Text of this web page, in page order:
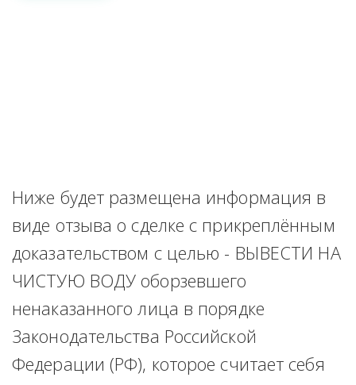
Ниже будет размещена информация в
виде отзыва о сделке с прикреплённым
доказательством с целью - ВЫВЕСТИ НА
ЧИСТУЮ ВОДУ оборзевшего
ненаказанного лица в порядке
Законодательства Российской
Федерации (РФ), которое считает себя